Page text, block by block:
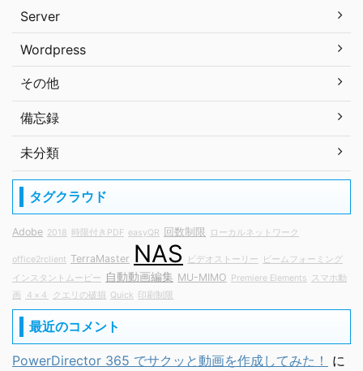
Server
Wordpress
その他
備忘録
未分類
タグクラウド
Adobe 2018 時限付きPDF easyQR 回数制限 ローカルネットワーク
office2rclient TerraMaster NAS ビデオストーリー
ビームフォーミング
インスタントムービー
自動動画編集 MU-MIMO Premiere Elements
スマホ動
画
４×４ クエリの破損 Quick 印刷制限
最近のコメント
PowerDirector 365 でサクッと動画を作成してみた！
に